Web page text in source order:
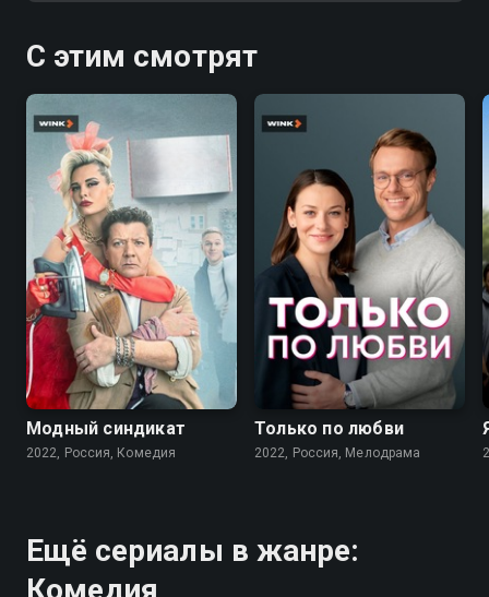
С этим смотрят
7.6
Модный синдикат
2022, Россия, Комедия
Только по любви
2022, Россия, Мелодрама
Ещё сериалы в жанре: